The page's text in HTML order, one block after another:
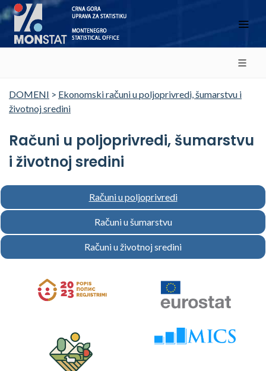
DOMENI > Ekonomski računi u poljoprivredi, šumarstvu i
životnoj sredini
Računi u poljoprivredi, šumarstvu
i životnoj sredini
Računi u poljoprivredi
Računi u šumarstvu
Računi u životnoj sredini